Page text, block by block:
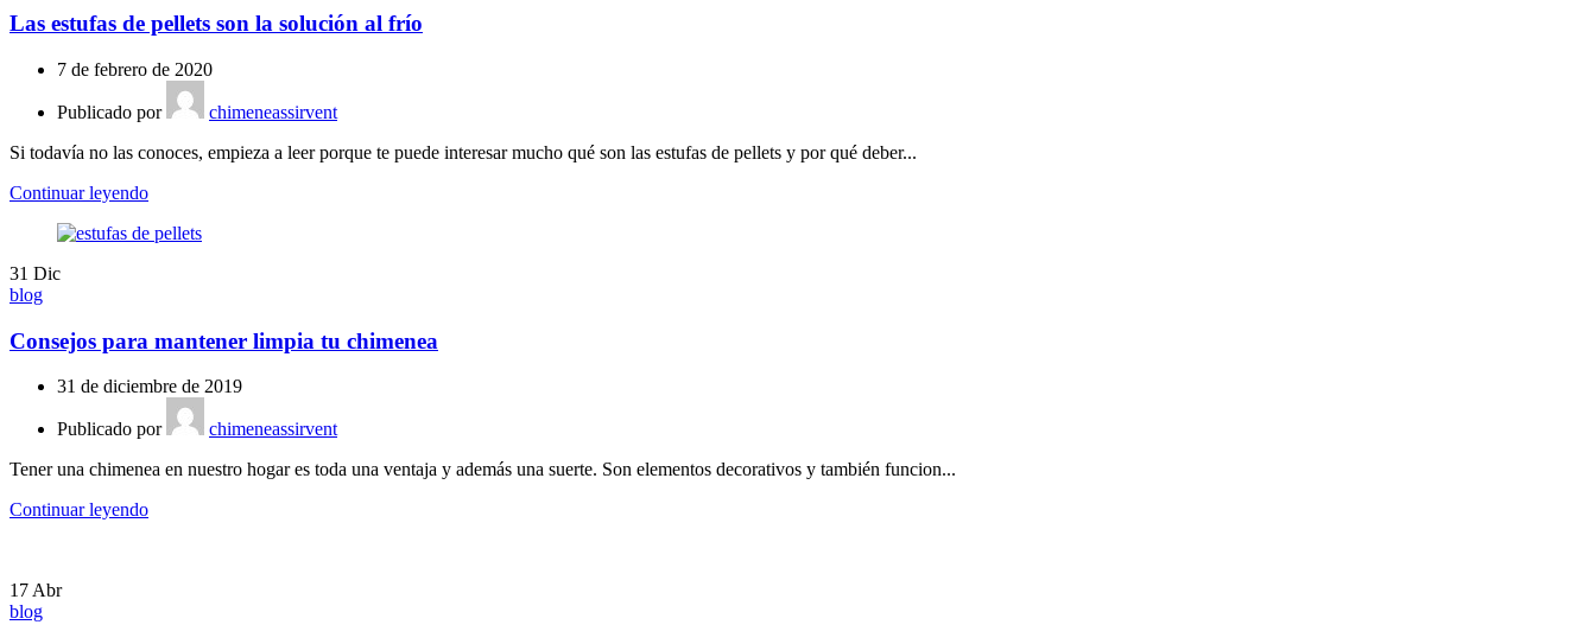
Las estufas de pellets son la solución al frío
7 de febrero de 2020
Publicado por
chimeneassirvent
Si todavía no las conoces, empieza a leer porque te puede interesar mucho qué son las estufas de pellets y por qué deber...
Continuar leyendo
31 Dic
blog
Consejos para mantener limpia tu chimenea
31 de diciembre de 2019
Publicado por
chimeneassirvent
Tener una chimenea en nuestro hogar es toda una ventaja y además una suerte. Son elementos decorativos y también funcion...
Continuar leyendo
17 Abr
blog